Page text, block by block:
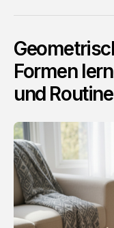
Formen
und Routine